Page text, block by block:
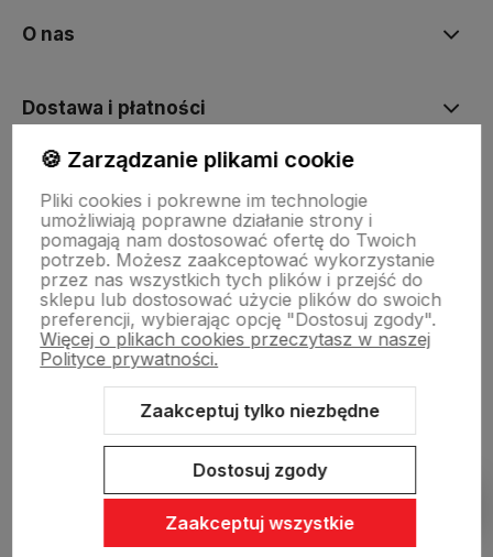
O nas
Dostawa i płatności
Obsługa hurtowa
Sklep internetowy Shoper Premium
Szablon Shoper Modern 3.0™
🍪 Zarządzanie plikami cookie
Pliki cookies i pokrewne im technologie
umożliwiają poprawne działanie strony i
pomagają nam dostosować ofertę do Twoich
potrzeb. Możesz zaakceptować wykorzystanie
przez nas wszystkich tych plików i przejść do
sklepu lub dostosować użycie plików do swoich
preferencji, wybierając opcję "Dostosuj zgody".
Więcej o plikach cookies przeczytasz w naszej
Polityce prywatności.
Zaakceptuj tylko niezbędne
Dostosuj zgody
Zaakceptuj wszystkie